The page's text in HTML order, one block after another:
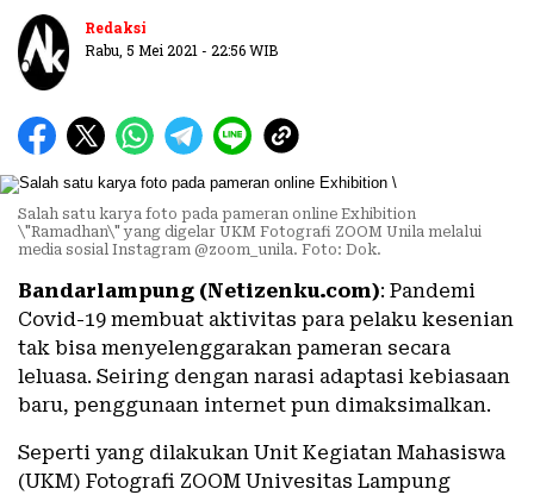
Redaksi
Rabu, 5 Mei 2021 - 22:56 WIB
Salah satu karya foto pada pameran online Exhibition
\"Ramadhan\" yang digelar UKM Fotografi ZOOM Unila melalui
media sosial Instagram @zoom_unila. Foto: Dok.
Bandarlampung (Netizenku.com): Pandemi
Covid-19 membuat aktivitas para pelaku kesenian
tak bisa menyelenggarakan pameran secara
leluasa. Seiring dengan narasi adaptasi kebiasaan
baru, penggunaan internet pun dimaksimalkan.
Seperti yang dilakukan Unit Kegiatan Mahasiswa
(UKM) Fotografi ZOOM Univesitas Lampung